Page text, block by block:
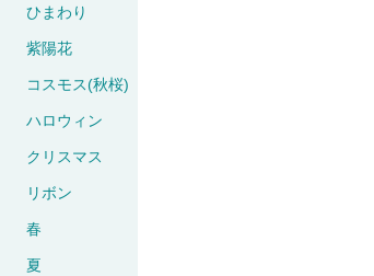
ひまわり
紫陽花
コスモス(秋桜)
ハロウィン
クリスマス
リボン
春
夏